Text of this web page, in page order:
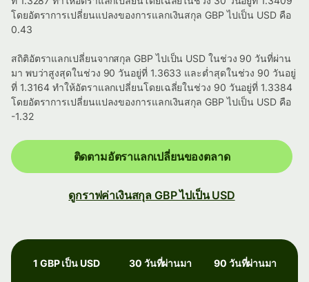
โดยอัตราการเปลี่ยนแปลงของการแลกเงินสกุล GBP ไปเป็น USD คือ
0.43
สถิติอัตราแลกเปลี่ยนจากสกุล GBP ไปเป็น USD ในช่วง 90 วันที่ผ่าน
มา พบว่าสูงสุดในช่วง 90 วันอยู่ที่ 1.3633 และต่ำสุดในช่วง 90 วันอยู่
ที่ 1.3164 ทำให้อัตราแลกเปลี่ยนโดยเฉลี่ยในช่วง 90 วันอยู่ที่ 1.3384
โดยอัตราการเปลี่ยนแปลงของการแลกเงินสกุล GBP ไปเป็น USD คือ
-1.32
ติดตามอัตราแลกเปลี่ยนของตลาด
ดูกราฟค่าเงินสกุล GBP ไปเป็น USD
1 GBP เป็น USD 30 วันที่ผ่านมา 90 วันที่ผ่านมา